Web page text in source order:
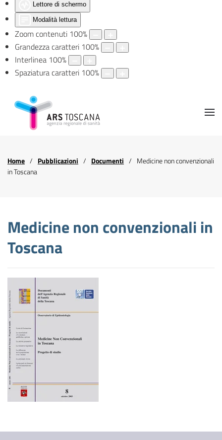
Lettore di schermo
Modalità lettura
Zoom contenuti 100%
Grandezza caratteri 100%
Interlinea 100%
Spaziatura caratteri 100%
Home Pubblicazioni Documenti
Medicine non convenzionali
in Toscana
Medicine non convenzionali in
Toscana